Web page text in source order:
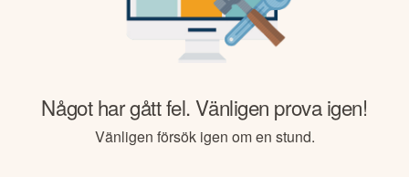
Något har gått fel. Vänligen prova igen!
Vänligen försök igen om en stund.